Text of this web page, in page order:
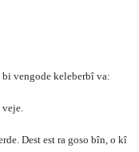
bi vengode keleberbî va:
veje.
Dest est ra goso bîn, o kî